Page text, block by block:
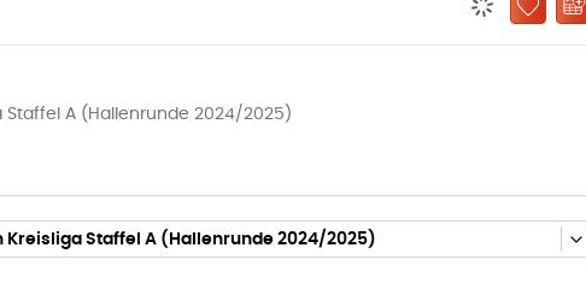
ZU
Staffel A (Hallenrunde 2024/2025)
Kreisliga Staffel A (Hallenrunde 2024/2025)